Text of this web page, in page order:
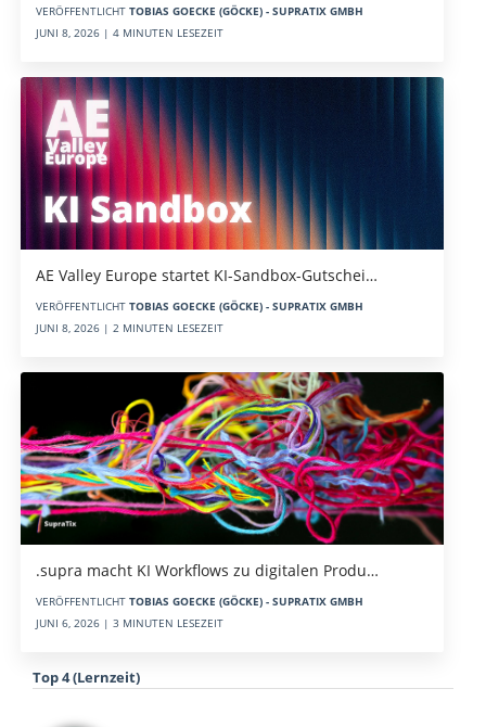
VERÖFFENTLICHT TOBIAS GOECKE (GÖCKE) - SUPRATIX GMBH
JUNI 8, 2026 | 4 MINUTEN LESEZEIT
AE Valley Europe startet KI-Sandbox-Gutschei…
VERÖFFENTLICHT TOBIAS GOECKE (GÖCKE) - SUPRATIX GMBH
JUNI 8, 2026 | 2 MINUTEN LESEZEIT
.supra macht KI Workflows zu digitalen Produ…
VERÖFFENTLICHT TOBIAS GOECKE (GÖCKE) - SUPRATIX GMBH
JUNI 6, 2026 | 3 MINUTEN LESEZEIT
Top 4 (Lernzeit)